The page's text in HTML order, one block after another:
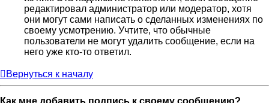
редактировал администратор или модератор, хотя
они могут сами написать о сделанных изменениях по
своему усмотрению. Учтите, что обычные
пользователи не могут удалить сообщение, если на
него уже кто-то ответил.
Вернуться к началу
Как мне добавить подпись к своему сообщению?